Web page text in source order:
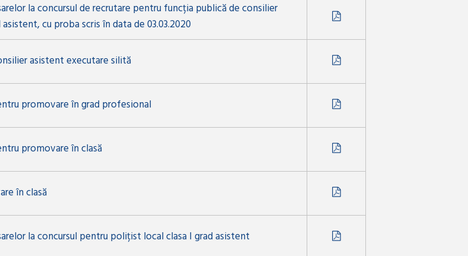
la concursul de recrutare pentru funcția publică de consilier
cu proba scris în data de 03.03.2020
asistent executare silită
promovare în grad profesional
promovare în clasă
în clasă
la concursul pentru polițist local clasa I grad asistent